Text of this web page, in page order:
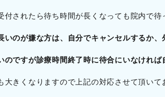
付されたら待ち時間が長くなっても院内で待
のが嫌な方は、自分でキャンセルするか、
ですが診療時間終了時に待合にいなければ
きくなりますので上記の対応させて頂いて